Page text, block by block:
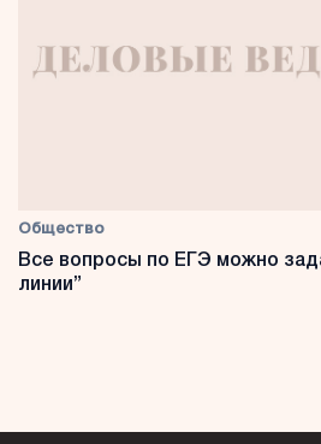
Общество
Все вопросы по ЕГЭ можно
линии”